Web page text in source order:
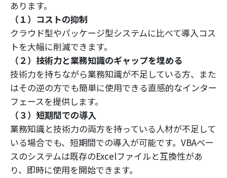
あります。
（１）コストの抑制
クラウド型やパッケージ型システムに比べて導入コス
トを大幅に削減できます。
（２）技術力と業務知識のギャップを埋める
技術力を持ちながら業務知識が不足している方、また
はその逆の方でも簡単に使用できる直感的なインター
フェースを提供します。
（３）短期間での導入
業務知識と技術力の両方を持っている人材が不足して
いる場合でも、短期間での導入が可能です。VBAベー
スのシステムは既存のExcelファイルと互換性があ
り、即時に使用を開始できます。